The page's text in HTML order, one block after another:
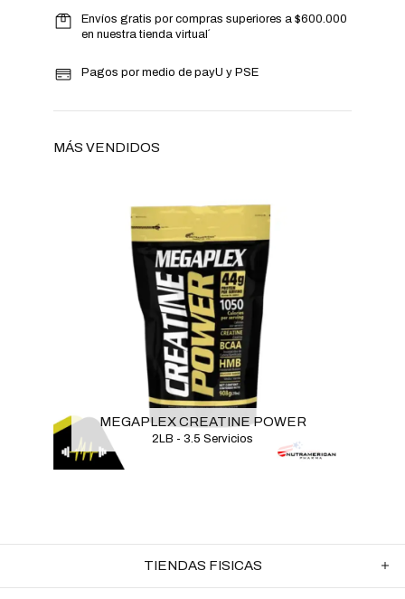
Envíos gratis por compras superiores a $600.000
en nuestra tienda virtual´
Pagos por medio de payU y PSE
MÁS VENDIDOS
MEGAPLEX CREATINE POWER
2LB - 3.5 Servicios
TIENDAS FISICAS